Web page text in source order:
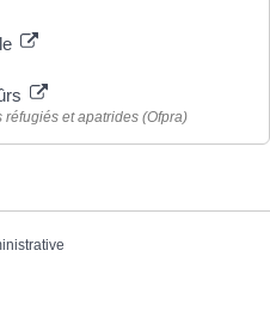
et apatrides (Ofpra)